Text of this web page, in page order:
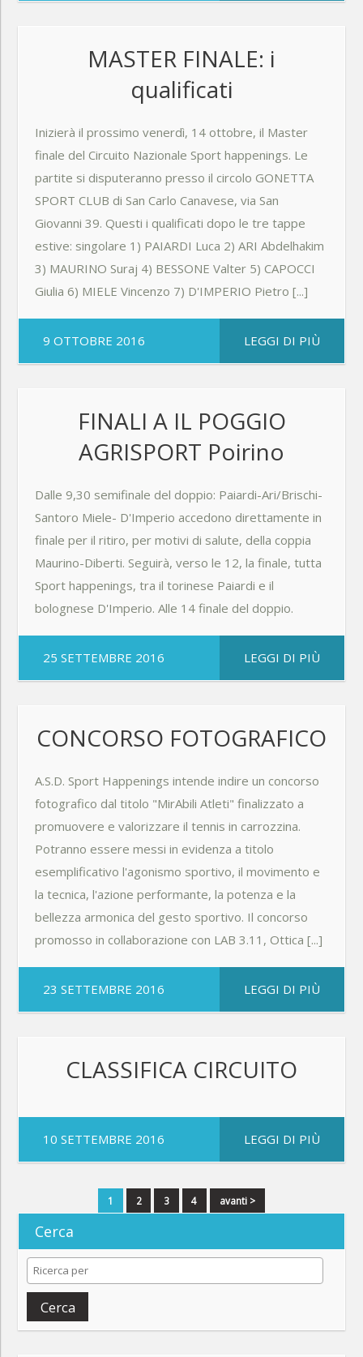
MASTER FINALE: i
qualificati
Inizierà il prossimo venerdì, 14 ottobre, il Master
finale del Circuito Nazionale Sport happenings. Le
partite si disputeranno presso il circolo GONETTA
SPORT CLUB di San Carlo Canavese, via San
Giovanni 39. Questi i qualificati dopo le tre tappe
estive: singolare 1) PAIARDI Luca 2) ARI Abdelhakim
3) MAURINO Suraj 4) BESSONE Valter 5) CAPOCCI
Giulia 6) MIELE Vincenzo 7) D'IMPERIO Pietro [...]
9 OTTOBRE 2016 LEGGI DI PIÙ
FINALI A IL POGGIO
AGRISPORT Poirino
Dalle 9,30 semifinale del doppio: Paiardi-Ari/Brischi-
Santoro Miele- D'Imperio accedono direttamente in
finale per il ritiro, per motivi di salute, della coppia
Maurino-Diberti. Seguirà, verso le 12, la finale, tutta
Sport happenings, tra il torinese Paiardi e il
bolognese D'Imperio. Alle 14 finale del doppio.
25 SETTEMBRE 2016 LEGGI DI PIÙ
CONCORSO FOTOGRAFICO
A.S.D. Sport Happenings intende indire un concorso
fotografico dal titolo "MirAbili Atleti" finalizzato a
promuovere e valorizzare il tennis in carrozzina.
Potranno essere messi in evidenza a titolo
esemplificativo l'agonismo sportivo, il movimento e
la tecnica, l'azione performante, la potenza e la
bellezza armonica del gesto sportivo. Il concorso
promosso in collaborazione con LAB 3.11, Ottica [...]
23 SETTEMBRE 2016 LEGGI DI PIÙ
CLASSIFICA CIRCUITO
10 SETTEMBRE 2016 LEGGI DI PIÙ
1 2 3 4 avanti >
Cerca
Cerca